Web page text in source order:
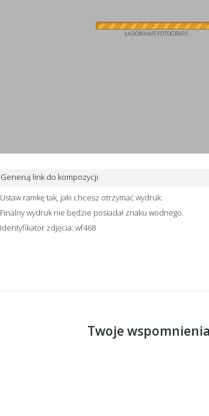
ŁADOWANIE FOTOGRAFII...
Generuj link do kompozycji
Ustaw ramkę tak, jaki chcesz otrzymać wydruk.
Finalny wydruk nie będzie posiadał znaku wodnego.
Identyfikator zdjęcia: wf468
Twoje